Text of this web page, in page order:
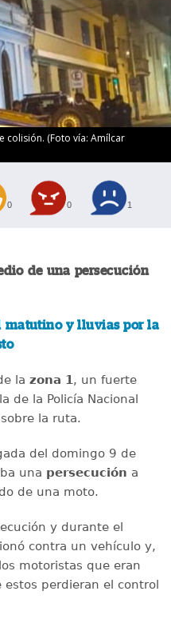
colisión. (Foto vía: Amílcar
0 0 1
de una persecución
matutino y lluvias por la
la zona 1, un fuerte
de la Policía Nacional
la ruta.
del domingo 9 de
una persecución a
de una moto.
y durante el
contra un vehículo y,
motoristas que eran
perdieran el control